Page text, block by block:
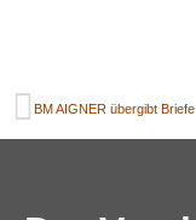
BM AIGNER übergibt Briefe